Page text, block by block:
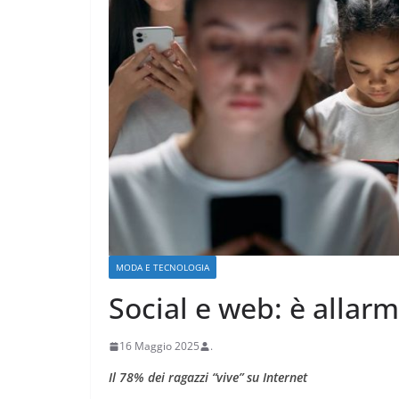
MODA E TECNOLOGIA
Social e web: è
16 Maggio 2025 .
Il 78% dei ragazzi “vive” su Internet
CRONACA VARESOTTO
Più impresa,
e più qualità
18 Luglio 2026 .